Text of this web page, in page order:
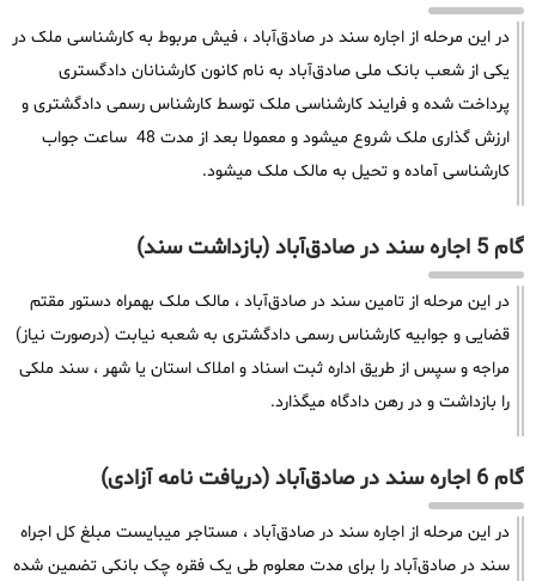
در این مرحله از اجاره سند در صادق‌آباد ، فیش مربوط به کارشناسی ملک در
یکی از شعب بانک ملی صادق‌آباد به نام کانون کارشنانان دادگستری
پرداخت شده و فرایند کارشناسی ملک توسط کارشناس رسمی دادگشتری و
ارزش گذاری ملک شروع میشود و معمولا بعد از مدت 48 ساعت جواب
کارشناسی آماده و تحیل به مالک ملک میشود.
گام 5 اجاره سند در صادق‌آباد (بازداشت سند)
در این مرحله از تامین سند در صادق‌آباد ، مالک ملک بهمراه دستور مقتم
قضایی و جوابیه کارشناس رسمی دادگشتری به شعبه نیابت (درصورت نیاز)
مراجه و سپس از طریق اداره ثبت اسناد و املاک استان یا شهر ، سند ملکی
را بازداشت و در رهن دادگاه میگذارد.
گام 6 اجاره سند در صادق‌آباد (دریافت نامه آزادی)
در این مرحله از اجاره سند در صادق‌آباد ، مستاجر میبایست مبلغ کل اجراه
سند در صادق‌آباد را برای مدت معلوم طی یک فقره چک بانکی تضمین شده